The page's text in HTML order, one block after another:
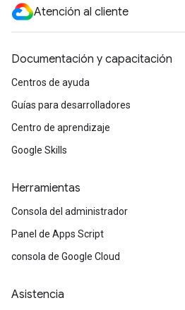
Atención al cliente
Documentación y capacitación
Centros de ayuda
Guías para desarrolladores
Centro de aprendizaje
Google Skills
Herramientas
Consola del administrador
Panel de Apps Script
consola de Google Cloud
Asistencia